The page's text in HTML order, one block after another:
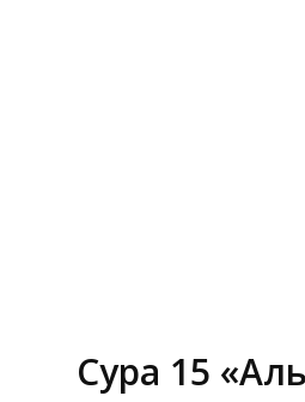
Сура 15